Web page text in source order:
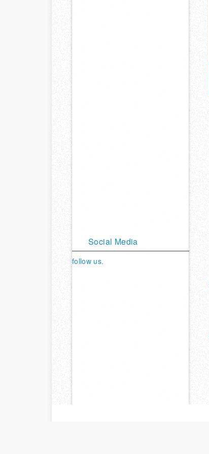
Social Media
follow us.